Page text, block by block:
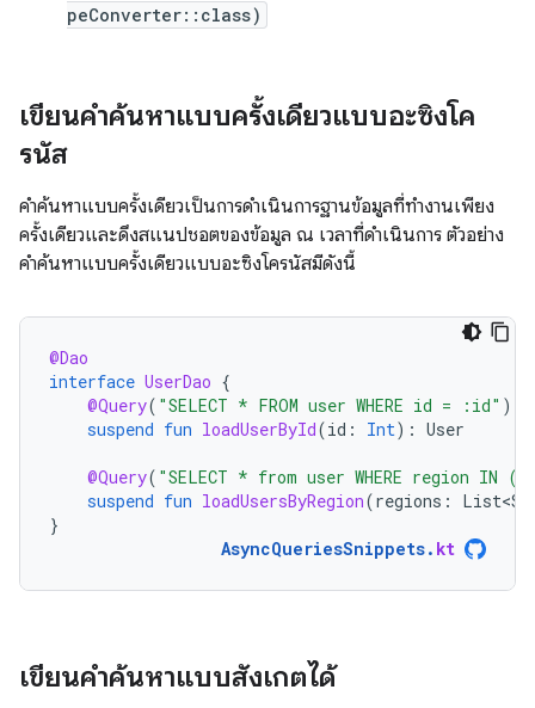
peConverter::class)
เขียนคำค้นหาแบบครั้งเดียวแบบอะซิงโค
รนัส
คำค้นหาแบบครั้งเดียวเป็นการดำเนินการฐานข้อมูลที่ทำงานเพียง
ครั้งเดียวและดึงสแนปชอตของข้อมูล ณ เวลาที่ดำเนินการ ตัวอย่าง
คำค้นหาแบบครั้งเดียวแบบอะซิงโครนัสมีดังนี้
@Dao
interface UserDao {
@Query( "SELECT * FROM user WHERE id = :id" )
suspend fun loadUserById(id : Int): User
@Query( "SELECT * from user WHERE region IN
suspend fun loadUsersByRegion(regions :
}
AsyncQueriesSnippets. kt
เขียนคำค้นหาแบบสังเกตได้